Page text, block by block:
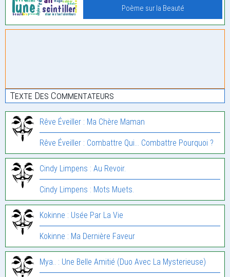
Poème sur la Beauté
Texte Des Commentateurs
Rêve Éveiller : Ma Chère Maman
Rêve Éveiller : Combattre Qui… Combattre Pourquoi ?
Cindy Limpens : Au Revoir.
Cindy Limpens : Mots Muets.
Kokinne : Usée Par La Vie
Kokinne : Ma Dernière Faveur
Mya.. : Une Belle Amitié (Duo Avec La Mysterieuse)